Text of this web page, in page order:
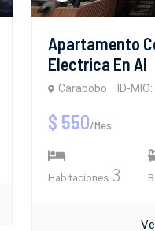
Apartamento
Electrica En Al
Carabobo ID-
$ 550/Mes
Habitaciones 3